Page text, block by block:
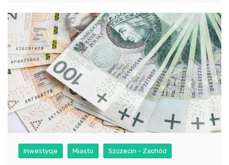
Inwestycje Miasto Szczecin - Zachód